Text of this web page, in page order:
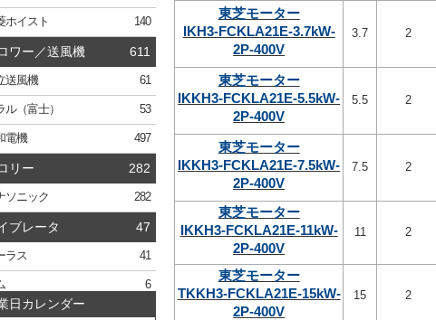
ホイスト 140
ワー／送風機 611
送風機 61
ル（富士） 53
電機 497
リー 282
ソニック 282
ブレータ 47
ラス 41
6
日カレンダー
東芝モーター
IKH3-FCKLA21E-3.7kW-
2P-400V
3.7 2
東芝モーター
IKKH3-FCKLA21E-5.5kW-
2P-400V
5.5 2
東芝モーター
IKKH3-FCKLA21E-7.5kW-
2P-400V
7.5 2
東芝モーター
IKKH3-FCKLA21E-11kW-
2P-400V
11 2
東芝モーター
TKKH3-FCKLA21E-15kW-
2P-400V
15 2